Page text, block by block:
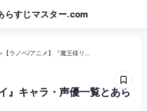
らすじマスター.com
【ラノベ/アニメ】『魔王様リトライ』キャラ・声優一覧とあらすじを徹底解説
』キャラ・声優一覧とあら